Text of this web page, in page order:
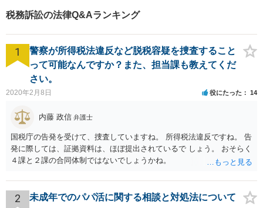
ら遺言書までトータルサポー
ト【JR熊本駅から徒歩1分】
税務訴訟の法律Q&Aランキング
1
警察が所得税法違反など脱税容疑を捜査すること
って可能なんですか？また、担当課も教えてくだ
さい。
2020年2月8日 役にたった 14
内藤 政信 弁護士
国税庁の告発を受けて、捜査していますね。 所得税法違反ですね。 告
発に際しては、証拠資料は、ほぼ提出されているで しょう。 おそらく
４課と２課の合同体制ではないでしょうかね。
2 未成年でのパパ活に関する相談と対処法について